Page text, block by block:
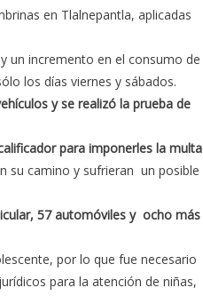
en Tlalnepantla, aplicadas
un incremento en el consumo de
los días viernes y sábados.
y se realizó la prueba de
para imponerles la multa
su camino y sufrieran un posible
57 automóviles y ocho más
por lo que fue necesario
para la atención de niñas,